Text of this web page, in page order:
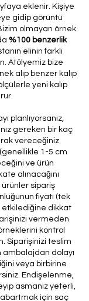
eklenir. Kişiye
gidip görüntü
olmayan örnek
%100 benzerlik
elinin farklı
Atölyemiz bize
alıp benzer kalıp
yeni kalıp
planlıyorsanız,
gereken bir kaç
vereceğiniz
1-5 cm
ve ürün
alınacağını
ürünler sipariş
fiyatı (tek
etkilediğine dikkat
vermeden
kontrol
Siparişinizi teslim
ambalajdan dolayı
veya birbirine
Endişelenme,
asmanız yeterli,
için saç